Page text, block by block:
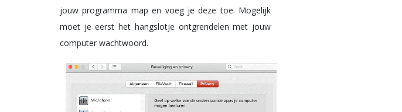
jouw programma map en voeg je deze toe. Mogelijk
moet je eerst het hangslotje ontgrendelen met jouw
computer wachtwoord.